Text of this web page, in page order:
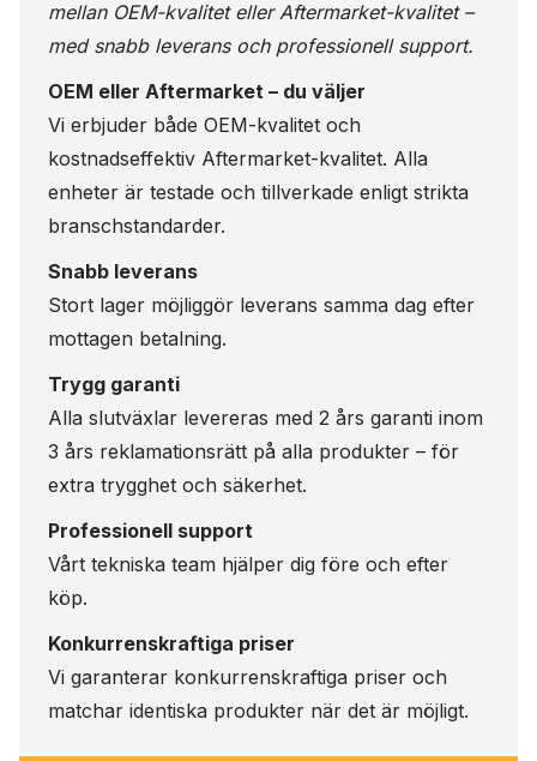
mellan OEM-kvalitet eller Aftermarket-kvalitet –
med snabb leverans och professionell support.
OEM eller Aftermarket – du väljer
Vi erbjuder både OEM-kvalitet och
kostnadseffektiv Aftermarket-kvalitet. Alla
enheter är testade och tillverkade enligt strikta
branschstandarder.
Snabb leverans
Stort lager möjliggör leverans samma dag efter
mottagen betalning.
Trygg garanti
Alla slutväxlar levereras med 2 års garanti inom
3 års reklamationsrätt på alla produkter – för
extra trygghet och säkerhet.
Professionell support
Vårt tekniska team hjälper dig före och efter
köp.
Konkurrenskraftiga priser
Vi garanterar konkurrenskraftiga priser och
matchar identiska produkter när det är möjligt.